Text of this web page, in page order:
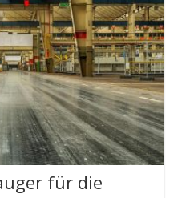
für die